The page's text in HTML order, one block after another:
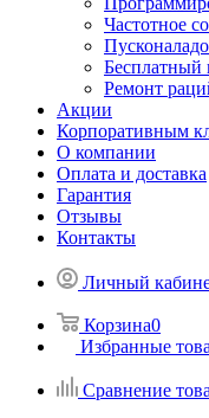
Частотное
Бесплатный
Ремонт
Акции
Корпоративным
О компании
Оплата и доставка
Гарантия
Отзывы
Контакты
Личный
Корзина0
Избранные
Сравнение